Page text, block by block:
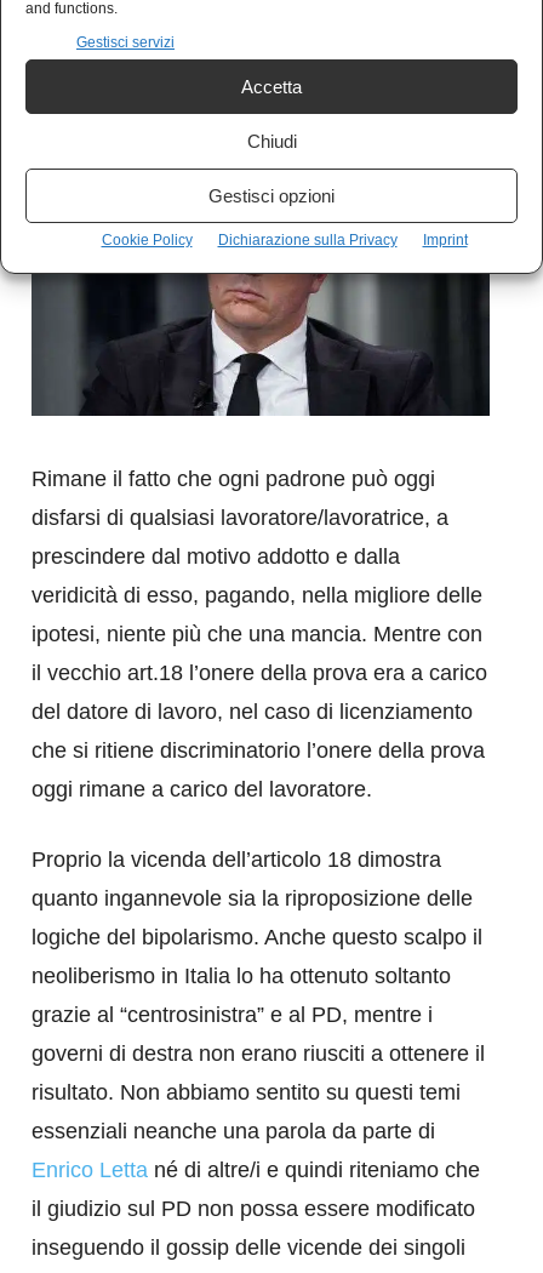
and functions.
Gestisci servizi
Accetta
Chiudi
Gestisci opzioni
Cookie Policy Dichiarazione sulla Privacy Imprint
che invece andrebbe estesa ai settori dove non
c’era.
Rimane il fatto che ogni padrone può oggi
disfarsi di qualsiasi lavoratore/lavoratrice, a
prescindere dal motivo addotto e dalla
veridicità di esso, pagando, nella migliore delle
ipotesi, niente più che una mancia. Mentre con
il vecchio art.18 l’onere della prova era a carico
del datore di lavoro, nel caso di licenziamento
che si ritiene discriminatorio l’onere della prova
oggi rimane a carico del lavoratore.
Proprio la vicenda dell’articolo 18 dimostra
quanto ingannevole sia la riproposizione delle
logiche del bipolarismo. Anche questo scalpo il
neoliberismo in Italia lo ha ottenuto soltanto
grazie al “centrosinistra” e al PD, mentre i
governi di destra non erano riusciti a ottenere il
risultato. Non abbiamo sentito su questi temi
essenziali neanche una parola da parte di
Enrico Letta né di altre/i e quindi riteniamo che
il giudizio sul PD non possa essere modificato
inseguendo il gossip delle vicende dei singoli